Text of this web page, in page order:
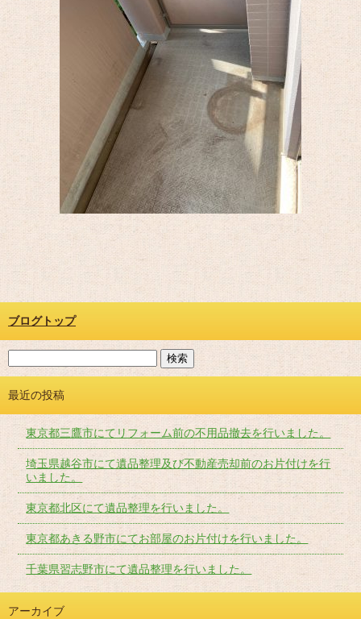
ブログトップ
最近の投稿
東京都三鷹市にてリフォーム前の不用品撤去を行いました。
埼玉県越谷市にて遺品整理及び不動産売却前のお片付けを行
いました。
東京都北区にて遺品整理を行いました。
東京都あきる野市にてお部屋のお片付けを行いました。
千葉県習志野市にて遺品整理を行いました。
アーカイブ